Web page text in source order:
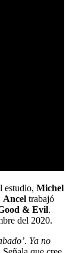
estudio, Michel
Ancel trabajó
& Evil.
del 2020.
Ya no